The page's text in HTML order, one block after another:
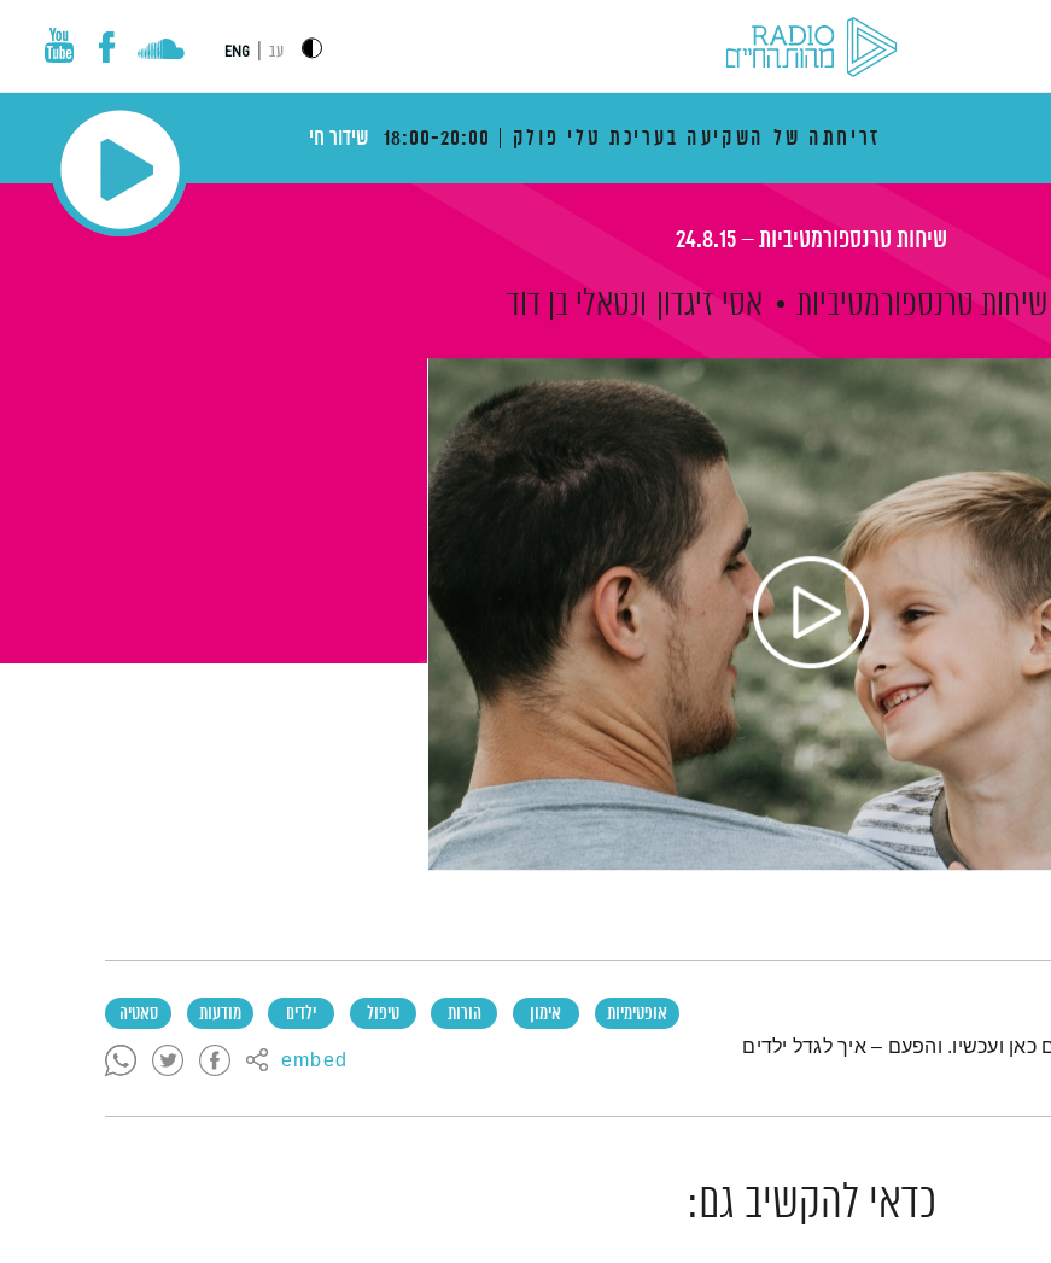
עב ENG
זריחתה של השקיעה בעריכת טלי פולק 18:00-20:00 שידור חי
שיחות טרנספורמטיביות – 24.8.15
שיחות טרנספורמטיביות אסי זיגדון ונטאלי בן דוד
אופטימיות אימון הורות טיפול ילדים מודעות סאטיה
embed
כאן ועכשיו. והפעם – איך לגדל ילדים
כדאי להקשיב גם: